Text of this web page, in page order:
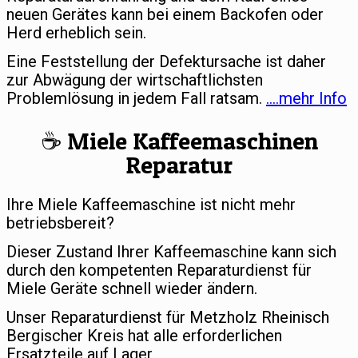
neuen Gerätes kann bei einem Backofen oder
Herd erheblich sein.
Eine Feststellung der Defektursache ist daher
zur Abwägung der wirtschaftlichsten
Problemlösung in jedem Fall ratsam. ….mehr Info
☕️ Miele Kaffeemaschinen
Reparatur
Ihre Miele Kaffeemaschine ist nicht mehr
betriebsbereit?
Dieser Zustand Ihrer Kaffeemaschine kann sich
durch den kompetenten Reparaturdienst für
Miele Geräte schnell wieder ändern.
Unser Reparaturdienst für Metzholz Rheinisch
Bergischer Kreis hat alle erforderlichen
Ersatzteile auf Lager